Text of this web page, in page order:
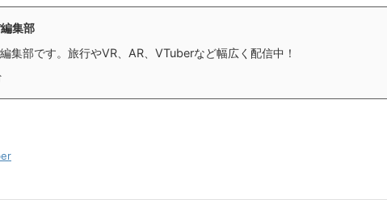
集部
集部です。旅行やVR、AR、VTuberなど幅広く配信中！